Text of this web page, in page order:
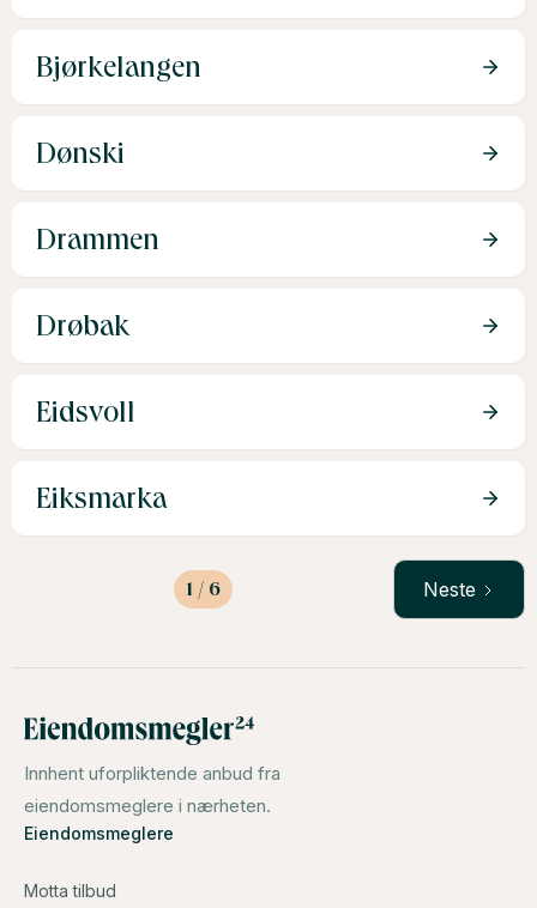
Bjørkelangen
Dønski
Drammen
Drøbak
Eidsvoll
Eiksmarka
1 / 6 Neste
Innhent uforpliktende anbud fra
eiendomsmeglere i nærheten.
Eiendomsmeglere
Motta tilbud